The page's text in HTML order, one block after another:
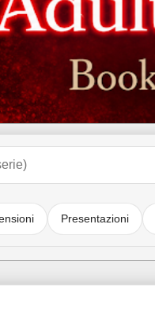
Presentazioni